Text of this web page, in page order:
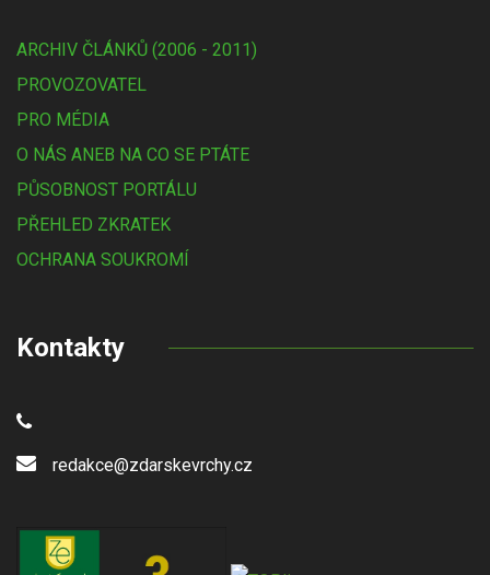
ARCHIV ČLÁNKŮ (2006 - 2011)
PROVOZOVATEL
PRO MÉDIA
O NÁS ANEB NA CO SE PTÁTE
PŮSOBNOST PORTÁLU
PŘEHLED ZKRATEK
OCHRANA SOUKROMÍ
Kontakty
redakce@zdarskevrchy.cz